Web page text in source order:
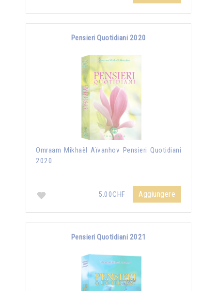
Pensieri Quotidiani 2020
Omraam Mikhaël Aïvanhov Pensieri Quotidiani
2020
5.00CHF Aggiungere
Pensieri Quotidiani 2021